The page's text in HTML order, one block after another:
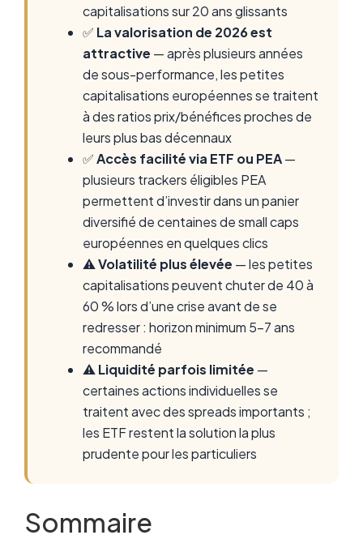
capitalisations sur 20 ans glissants
✅ La valorisation de 2026 est
attractive — après plusieurs années
de sous-performance, les petites
capitalisations européennes se traitent
à des ratios prix/bénéfices proches de
leurs plus bas décennaux
✅Accès facilité via ETF ou PEA—
plusieurs trackers éligibles PEA
permettent d’investir dans un panier
diversifié de centaines de small caps
européennes en quelques clics
⚠️Volatilité plus élevée — les petites
capitalisations peuvent chuter de 40 à
60 % lors d’une crise avant de se
redresser : horizon minimum 5-7 ans
recommandé
⚠️ Liquidité parfois limitée —
certaines actions individuelles se
traitent avec des spreads importants ;
les ETF restent la solution la plus
prudente pour les particuliers
Sommaire